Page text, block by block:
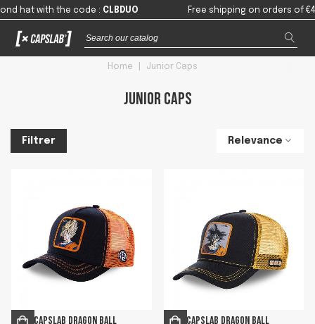
with the code: CLBDUO Free shipping on orders of €49 or
Home Junior Caps
Junior Caps
Filtrer Relevance
Boy's Capslab Dragon Ball
Boy's Capslab Dragon Ball